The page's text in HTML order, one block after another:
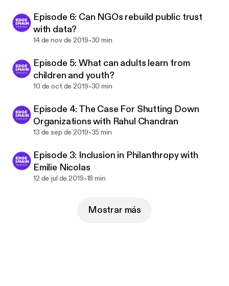
Episode 6: Can NGOs rebuild public trust
with data?
14 de nov de 2019-30 min
Episode 5: What can adults learn from
children and youth?
10 de oct de 2019-30 min
Episode 4: The Case For Shutting Down
Organizations with Rahul Chandran
13 de sep de 2019-35 min
Episode 3: Inclusion in Philanthropy with
Emilie Nicolas
12 de jul de 2019-18 min
Mostrar más